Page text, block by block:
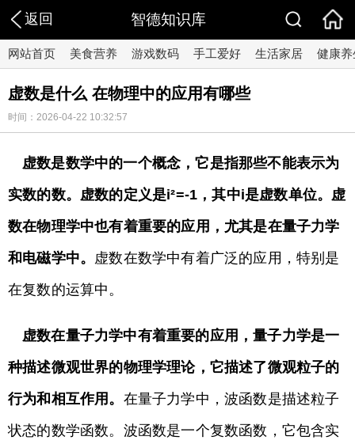
返回 智德知识库
网站首页 美食营养 游戏数码 手工爱好 生活家居 健康养
虚数是什么 在物理中的应用有哪些
时间：2026-04-22 10:32:57
虚数是数学中的一个概念，它是指那些不能表示为
实数的数。虚数的定义是i²=-1，其中i是虚数单位。虚
数在物理学中也有着重要的应用，尤其是在量子力学
和电磁学中。 虚数在数学中有着广泛的应用，特别是
在复数的运算中。
虚数在量子力学中有着重要的应用，量子力学是一
种描述微观世界的物理学理论，它描述了微观粒子的
行为和相互作用。 在量子力学中，波函数是描述粒子
状态的数学函数。波函数是一个复数函数，它包含实